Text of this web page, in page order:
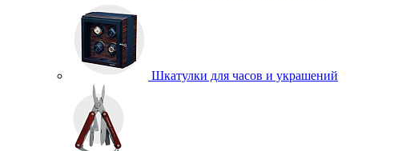
Шкатулки для часов и украшений